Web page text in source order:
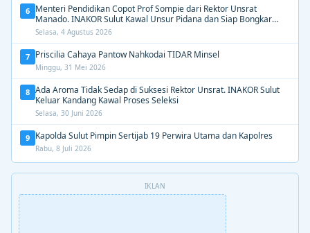
6 Menteri Pendidikan Copot Prof Sompie dari Rektor Unsrat
Manado. INAKOR Sulut Kawal Unsur Pidana dan Siap Bongkar
Aroma Busuk di Suksesi Rektor
Selasa, 4 Agustus 2026
7 Priscilia Cahaya Pantow Nahkodai TIDAR Minsel
Minggu, 31 Mei 2026
8 Ada Aroma Tidak Sedap di Suksesi Rektor Unsrat. INAKOR Sulut
Keluar Kandang Kawal Proses Seleksi
Selasa, 30 Juni 2026
9 Kapolda Sulut Pimpin Sertijab 19 Perwira Utama dan Kapolres
Rabu, 8 Juli 2026
IKLAN